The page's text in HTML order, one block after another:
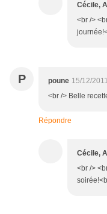
Cécile,
<br />
P poune 15/12/
<br /> Belle
Répondre
Cécile,
<br />